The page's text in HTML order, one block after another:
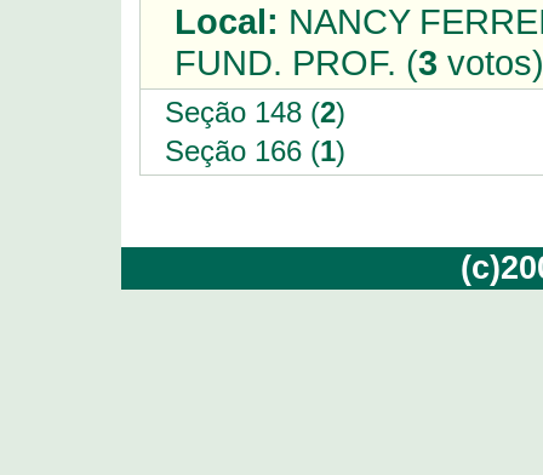
Local: NANCY
FUND. PROF. (3 votos)
Seção 148 (2)
Seção 166 (1)